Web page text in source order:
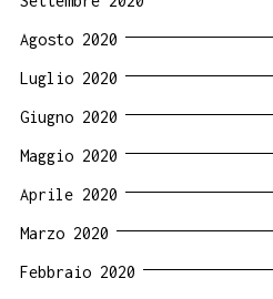
Agosto 2020
Luglio 2020
Giugno 2020
Maggio 2020
Aprile 2020
Marzo 2020
Febbraio 2020